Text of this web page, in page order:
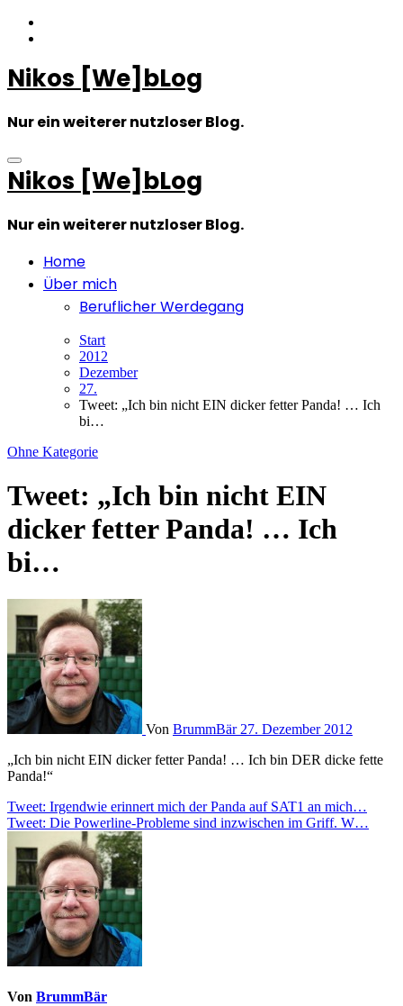
Zum
Inhalt
Nikos [We]bLog
Nur ein weiterer nutzloser Blog.
Nikos [We]bLog
Nur ein weiterer nutzloser Blog.
Home
Über mich
Beruflicher Werdegang
Start
2012
Dezember
27.
Tweet: „Ich bin nicht EIN dicker fetter Panda! … Ich
bi…
Ohne Kategorie
Tweet: „Ich bin nicht EIN
dicker fetter Panda! … Ich
bi…
Von BrummBär 27. Dezember 2012
„Ich bin nicht EIN dicker fetter Panda! … Ich bin DER dicke fette
Panda!“
Beitragsnavigation
Tweet: Irgendwie erinnert mich der Panda auf SAT1 an mich…
Tweet: Die Powerline-Probleme sind inzwischen im Griff. W…
Von BrummBär